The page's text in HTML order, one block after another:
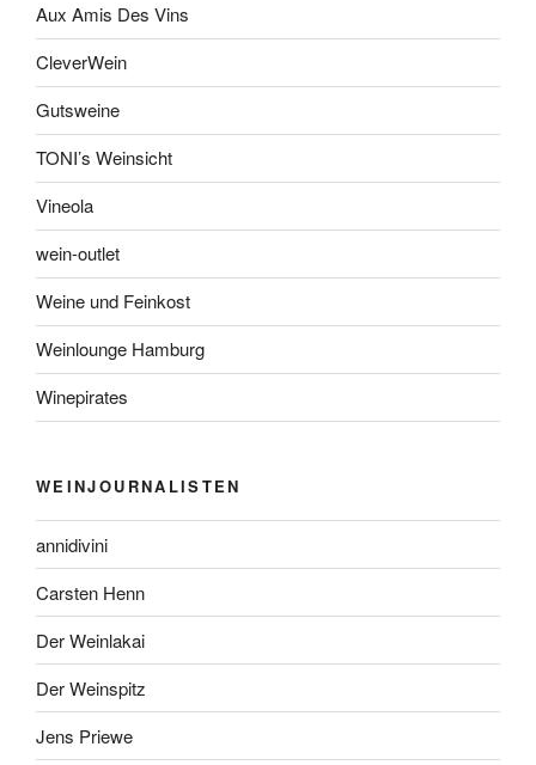
Aux Amis Des Vins
CleverWein
Gutsweine
TONI’s Weinsicht
Vineola
wein-outlet
Weine und Feinkost
Weinlounge Hamburg
Winepirates
WEINJOURNALISTEN
annidivini
Carsten Henn
Der Weinlakai
Der Weinspitz
Jens Priewe